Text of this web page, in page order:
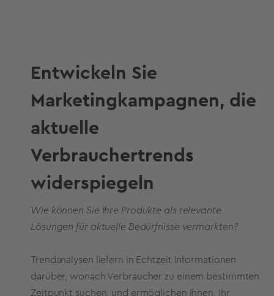
Entwickeln Sie
Marketingkampagnen, die
aktuelle
Verbrauchertrends
widerspiegeln
Wie können Sie Ihre Produkte als relevante
Lösungen für aktuelle Bedürfnisse vermarkten?
Trendanalysen liefern in Echtzeit Informationen
darüber, wonach Verbraucher zu einem bestimmten
Zeitpunkt suchen, und ermöglichen Ihnen, Ihr